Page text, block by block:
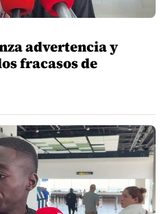
advertencia y
fracasos de